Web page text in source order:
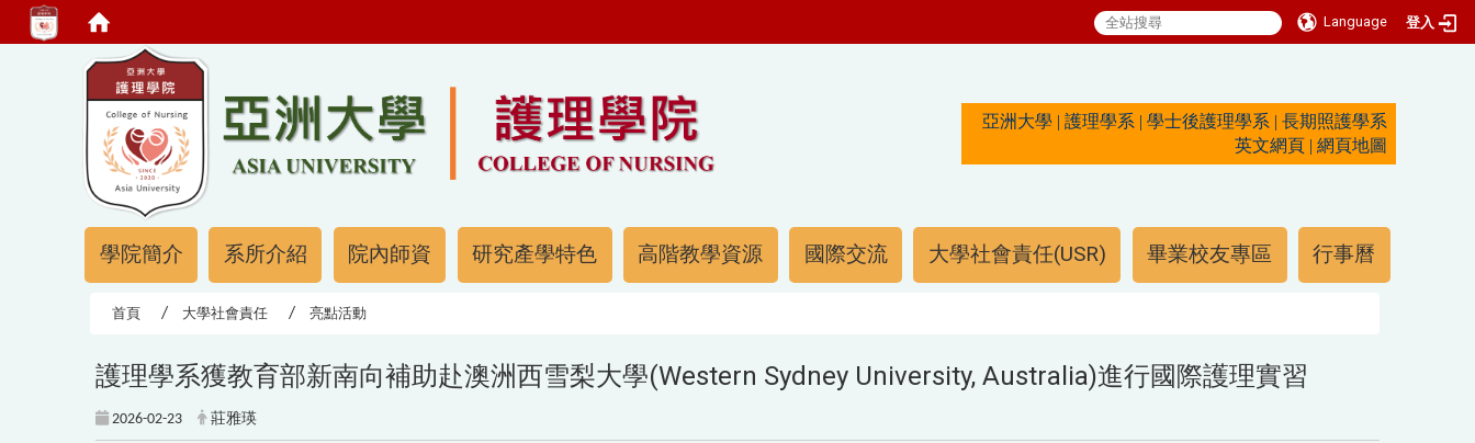
Language
登入
亞洲大學 | 護理學系 | 學士後護理學系 | 長期照護學系
英文網頁 | 網頁地圖
學院簡介 系所介紹 院內師資 研究產學特色 高階教學資源 國際交流 大學社會責任(USR) 畢業校友專區 行事曆
首頁 大學社會責任 亮點活動
護理學系獲教育部新南向補助赴澳洲西雪梨大學(Western Sydney University, Australia)進行國際護理實習
2026-02-23 莊雅瑛